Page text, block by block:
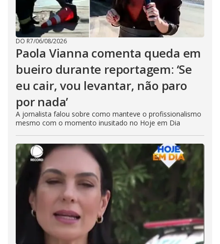
DO R7/06/08/2026
Paola Vianna comenta queda em
bueiro durante reportagem: ‘Se
eu cair, vou levantar, não paro
por nada’
A jornalista falou sobre como manteve o profissionalismo
mesmo com o momento inusitado no Hoje em Dia